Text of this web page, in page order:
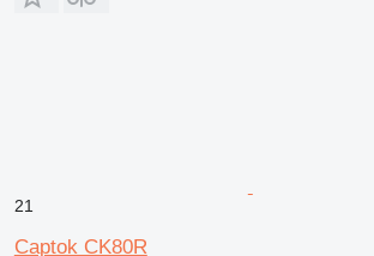
21
Captok CK80R